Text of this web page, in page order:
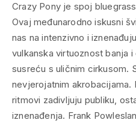
Crazy Pony je spoj
Ovaj međunarodno iskusni
nas na intenzivno i
vulkanska virtuoznost banja
susreću s uličnim cirkusom.
nevjerojatnim akrobacijama.
ritmovi zadivljuju publiku,
iznenađenja. Frank